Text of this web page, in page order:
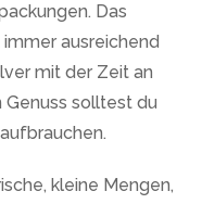
Das
ausreichend
mit der Zeit an
solltest du
kleine Mengen,